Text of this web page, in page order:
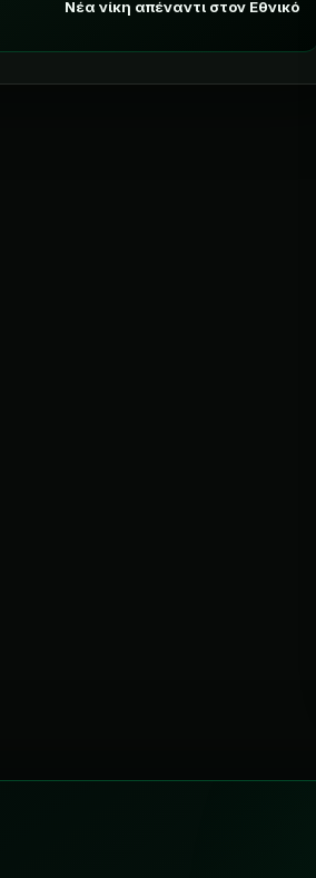
Νέα νίκη απέναντι στον Εθνικό